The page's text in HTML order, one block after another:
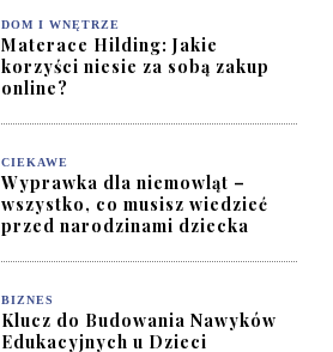
DOM I WNĘTRZE
Materace Hilding: Jakie
korzyści niesie za sobą zakup
online?
CIEKAWE
Wyprawka dla niemowląt –
wszystko, co musisz wiedzieć
przed narodzinami dziecka
BIZNES
Klucz do Budowania Nawyków
Edukacyjnych u Dzieci